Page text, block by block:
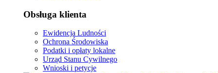
Obsługa klienta
Ewidencja Ludności
Ochrona Środowiska
Podatki i opłaty lokalne
Urząd Stanu Cywilnego
Wnioski i petycje